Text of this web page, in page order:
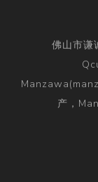
佛山市谦
产，